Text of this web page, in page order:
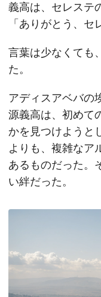
義高は、セレステ
「ありがとう、セ
言葉は少なくても
た。
アディスアベバの
源義高は、初めて
かを見つけようと
よりも、複雑なア
あるものだった。
い絆だった。